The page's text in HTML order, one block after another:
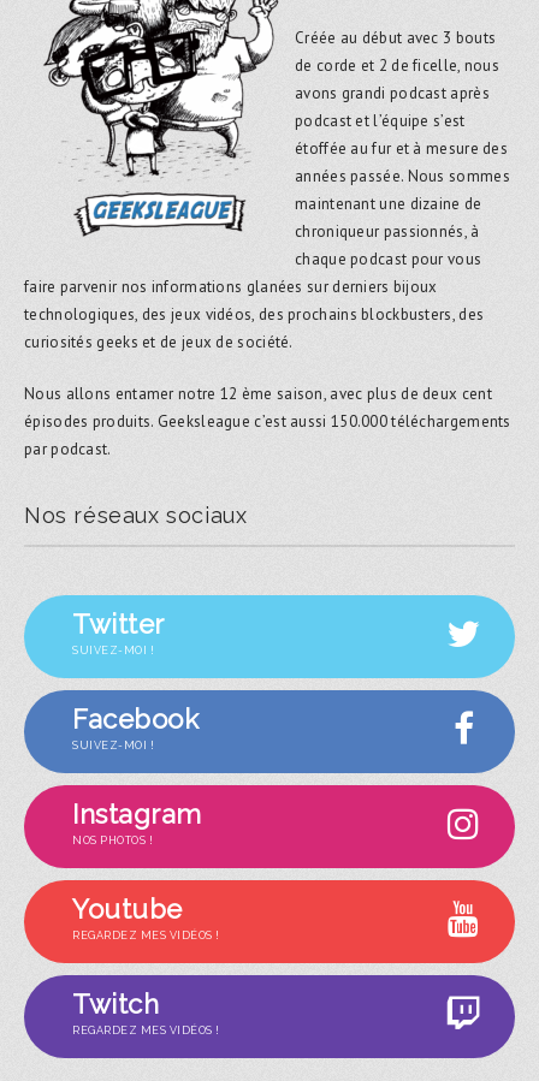
Créée au début avec 3 bouts
de corde et 2 de ficelle, nous
avons grandi podcast après
podcast et l’équipe s’est
étoffée au fur et à mesure des
années passée. Nous sommes
maintenant une dizaine de
chroniqueur passionnés, à
chaque podcast pour vous
faire parvenir nos informations glanées sur derniers bijoux
technologiques, des jeux vidéos, des prochains blockbusters, des
curiosités geeks et de jeux de société.
Nous allons entamer notre 12 ème saison, avec plus de deux cent
épisodes produits. Geeksleague c’est aussi 150.000 téléchargements
par podcast.
Nos réseaux sociaux
Twitter
SUIVEZ-MOI !
Facebook
SUIVEZ-MOI !
Instagram
NOS PHOTOS !
Youtube
REGARDEZ MES VIDÉOS !
Twitch
REGARDEZ MES VIDÉOS !